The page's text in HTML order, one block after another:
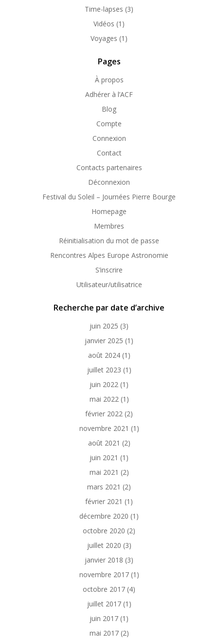
Time-lapses (3)
Vidéos (1)
Voyages (1)
Pages
À propos
Adhérer à l’ACF
Blog
Compte
Connexion
Contact
Contacts partenaires
Déconnexion
Festival du Soleil – Journées Pierre Bourge
Homepage
Membres
Réinitialisation du mot de passe
Rencontres Alpes Europe Astronomie
S’inscrire
Utilisateur/utilisatrice
Recherche par date d’archive
juin 2025 (3)
janvier 2025 (1)
août 2024(1)
juillet 2023 (1)
juin 2022 (1)
mai 2022(1)
février 2022 (2)
novembre 2021 (1)
août 2021 (2)
juin 2021 (1)
mai 2021 (2)
mars 2021 (2)
février 2021 (1)
décembre 2020 (1)
octobre 2020 (2)
juillet 2020 (3)
janvier 2018 (3)
novembre 2017(1)
octobre 2017 (4)
juillet 2017(1)
juin 2017 (1)
mai 2017(2)